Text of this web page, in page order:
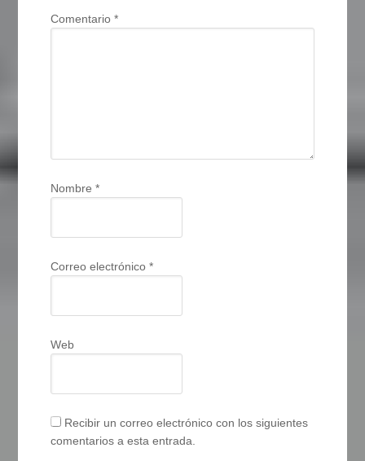
Comentario*
Nombre*
Correo electrónico*
Web
Recibir un correo electrónico con los siguientes
comentarios a esta entrada.